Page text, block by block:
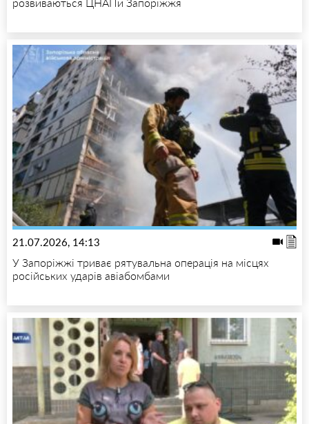
21.07.2026, 14:13
У Запоріжжі триває рятувальна операція на місцях
російських ударів авіабомбами